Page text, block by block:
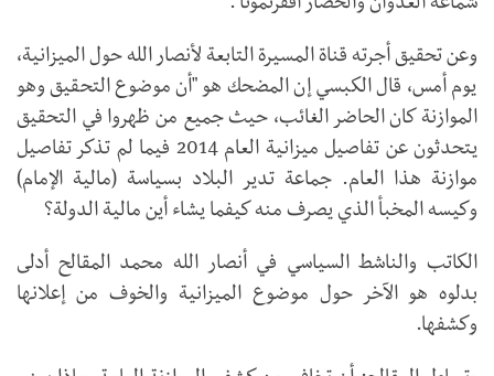
شماعة العدوان والحصار أفقرتمونا".
وعن تحقيق أجرته قناة المسيرة التابعة لأنصار الله حول الميزانية،
يوم أمس، قال الكبسي إن المضحك هو "أن موضوع التحقيق وهو
الموازنة كان الحاضر الغائب، حيث جميع من ظهروا في التحقيق
يتحدثون عن تفاصيل ميزانية العام 2014 فيما لم تذكر تفاصيل
موازنة هذا العام. جماعة تدير البلاد بسياسة (مالية الإمام)
وكيسه المخبأ الذي يصرف منه كيفما يشاء أين مالية الدولة؟
الكاتب والناشط السياسي في أنصار الله محمد المقالح أدلى
بدلوه هو الآخر حول موضوع الميزانية والخوف من إعلانها
وكشفها.